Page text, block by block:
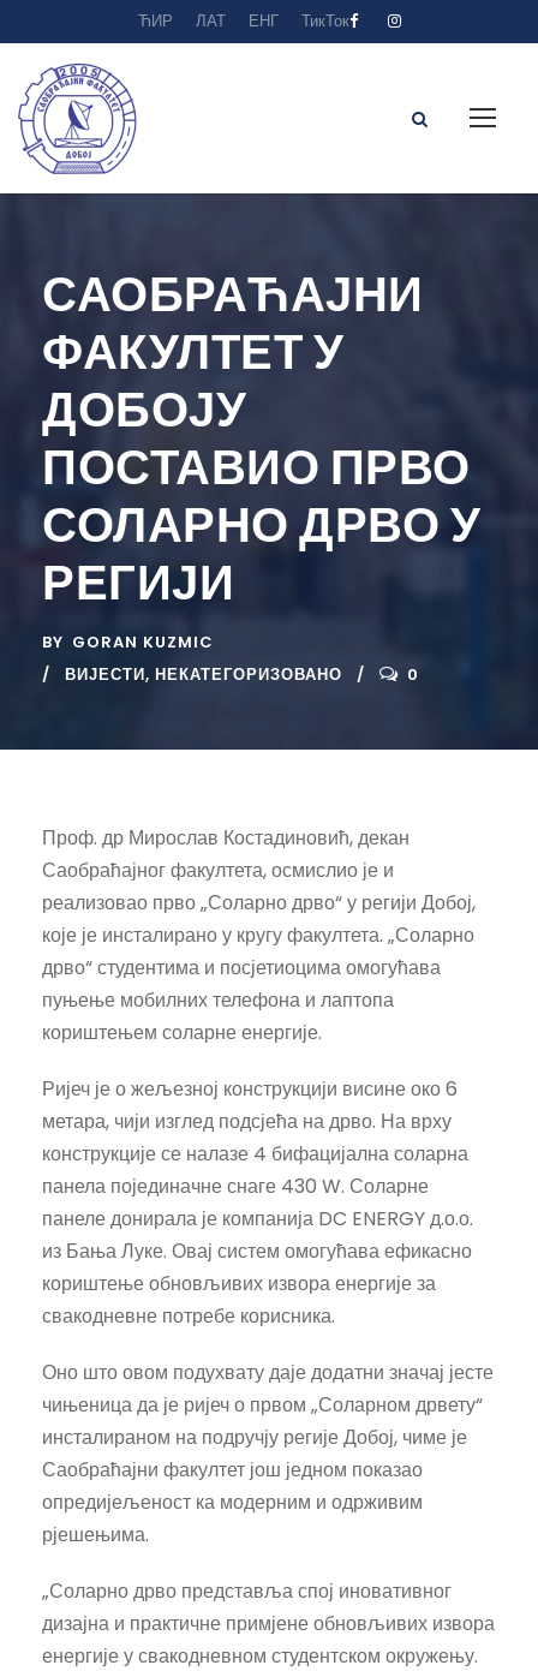
ЋИР ЛАТ ЕНГ ТикТок
САОБРАЋАЈНИ
ФАКУЛТЕТ У
ДОБОЈУ
ПОСТАВИО ПРВО
СОЛАРНО ДРВО У
РЕГИЈИ
BY GORAN KUZMIC
ВИЈЕСТИ, НЕКАТЕГОРИЗОВАНО 0
Проф. др Мирослав Костадиновић, декан
Саобраћајног факултета, осмислио је и
реализовао прво „Соларно дрво“ у регији Добој,
које је инсталирано у кругу факултета. „Соларно
дрво“ студентима и посјетиоцима омогућава
пуњење мобилних телефона и лаптопа
кориштењем соларне енергије.
Ријеч је о жељезној конструкцији висине око 6
метара, чији изглед подсјећа на дрво. На врху
конструкције се налазе 4 бифацијална соларна
панела појединачне снаге 430 W. Соларне
панеле донирала је компанија DC ENERGY д.о.о.
из Бања Луке. Овај систем омогућава ефикасно
кориштење обновљивих извора енергије за
свакодневне потребе корисника.
Оно што овом подухвату даје додатни значај јесте
чињеница да је ријеч о првом „Соларном дрвету“
инсталираном на подручју регије Добој, чиме је
Саобраћајни факултет још једном показао
опредијељеност ка модерним и одрживим
рјешењима.
„Соларно дрво представља спој иновативног
дизајна и практичне примјене обновљивих извора
енергије у свакодневном студентском окружењу.